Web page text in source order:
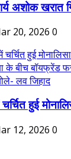
अशोक खरात
20, 2026 0
हुई
12, 2026 0